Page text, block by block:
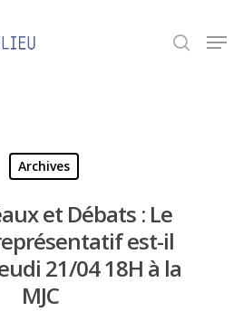
Archives
et Débats : Le
est-il
21/04 18H à la
MJC